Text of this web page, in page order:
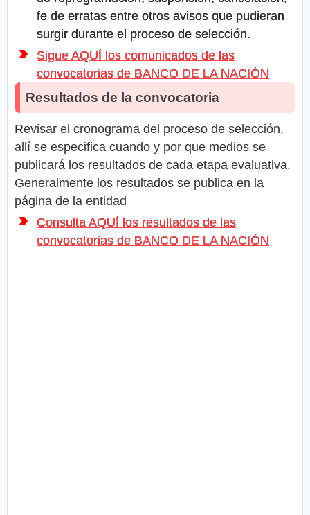
fe de erratas entre otros avisos que pudieran
surgir durante el proceso de selección.
Sigue AQUÍ los comunicados de las
convocatorias de BANCO DE LA NACIÓN
Resultados de la convocatoria
Revisar el cronograma del proceso de selección,
allí se especifica cuando y por que medios se
publicará los resultados de cada etapa evaluativa.
Generalmente los resultados se publica en la
página de la entidad
Consulta AQUÍ los resultados de las
convocatorias de BANCO DE LA NACIÓN